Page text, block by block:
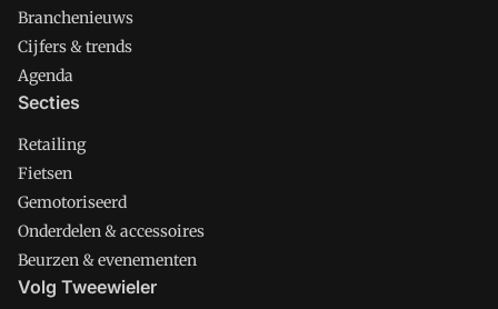
Branchenieuws
Cijfers & trends
Agenda
Secties
Retailing
Fietsen
Gemotoriseerd
Onderdelen & accessoires
Beurzen & evenementen
Volg Tweewieler